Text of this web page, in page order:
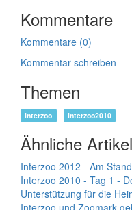
Kommentare
Kommentare (0)
Kommentar schreiben
Themen
Interzoo Interzoo2010
Ähnliche Artikel
Interzoo 2012 - Am
Interzoo 2010 - Tag 1 -
Unterstützung für die
Interzoo und Zoomark